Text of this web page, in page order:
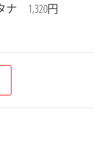
ナ 1,320円